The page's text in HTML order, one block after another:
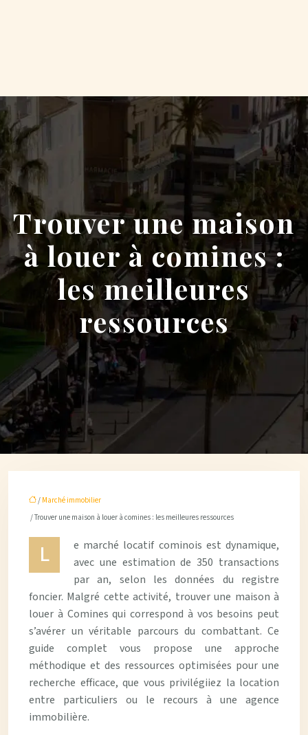
Trouver une maison
à louer à comines :
les meilleures
ressources
/ Marché immobilier
/ Trouver une maison à louer à comines : les meilleures ressources
L
e marché locatif cominois est dynamique,
avec une estimation de 350 transactions
par an, selon les données du registre
foncier. Malgré cette activité, trouver une maison à
louer à Comines qui correspond à vos besoins peut
s’avérer un véritable parcours du combattant. Ce
guide complet vous propose une approche
méthodique et des ressources optimisées pour une
recherche efficace, que vous privilégiiez la location
entre particuliers ou le recours à une agence
immobilière.